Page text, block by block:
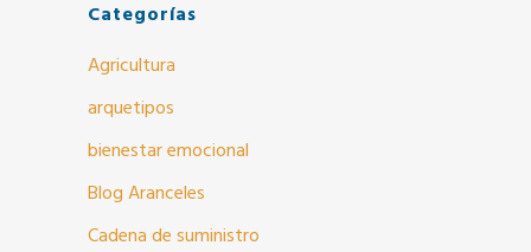
Categorías
Agricultura
arquetipos
bienestar emocional
Blog Aranceles
Cadena de suministro